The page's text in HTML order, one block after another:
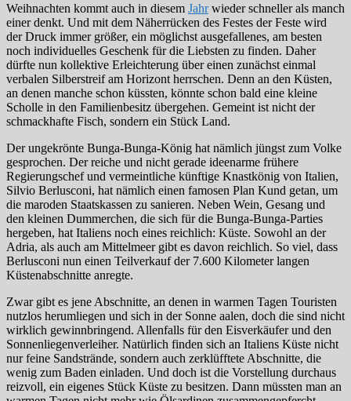
Weihnachten kommt auch in diesem Jahrwieder schneller als manch
einer denkt. Und mit dem Näherrücken des Festes der Feste wird
der Druck immer größer, ein möglichst ausgefallenes, am besten
noch individuelles Geschenk für die Liebsten zu finden. Daher
dürfte nun kollektive Erleichterung über einen zunächst einmal
verbalen Silberstreif am Horizont herrschen. Denn an den Küsten,
an denen manche schon küssten, könnte schon bald eine kleine
Scholle in den Familienbesitz übergehen. Gemeint ist nicht der
schmackhafte Fisch, sondern ein Stück Land.
Der ungekrönte Bunga-Bunga-König hat nämlich jüngst zum Volke
gesprochen. Der reiche und nicht gerade ideenarme frühere
Regierungschef und vermeintliche künftige Knastkönig von Italien,
Silvio Berlusconi, hat nämlich einen famosen Plan Kund getan, um
die maroden Staatskassen zu sanieren. Neben Wein, Gesang und
den kleinen Dummerchen, die sich für die Bunga-Bunga-Parties
hergeben, hat Italiens noch eines reichlich: Küste. Sowohl an der
Adria, als auch am Mittelmeer gibt es davon reichlich. So viel, dass
Berlusconi nun einen Teilverkauf der 7.600 Kilometer langen
Küstenabschnitte anregte.
Zwar gibt es jene Abschnitte, an denen in warmen Tagen Touristen
nutzlos herumliegen und sich in der Sonne aalen, doch die sind nicht
wirklich gewinnbringend. Allenfalls für den Eisverkäufer und den
Sonnenliegenverleiher. Natürlich finden sich an Italiens Küste nicht
nur feine Sandstrände, sondern auch zerklüfftete Abschnitte, die
wenig zum Baden einladen. Und doch ist die Vorstellung durchaus
reizvoll, ein eigenes Stück Küste zu besitzen. Dann müssten man an